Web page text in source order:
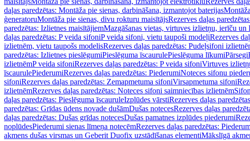
daļas paredzētas: Montāža pie sienas, darbināšana, izmantojot baterijas
ģeneratoruMontāža pie sienas, divu rokturu maisītājsRezerves daļas
paredzētas: Izlietnes maisītājiemMazgāšanas vietas, virtuves izlietņu, ierīču
daļas paredzētas: P veida sifoniP veida sifoni, vietu taupoši modeļiRezerves
izlietnēm, vietu taupošs modelisRezerves daļas paredzētas: Pudeļsifoni
paredzētas: Izlietnes pieslēgumiPieslēguma īscaurulePieslēguma līkumiPārsegi
izlietnēmP veida sifoniRezerves daļas paredzētas: P veida sifoniVirtuves
īscaurulePiederumiRezerves daļas paredzētas: PiederumiNoteces sifonu
sifoniRezerves daļas paredzētas: Zemapmetuma sifoniVirsapmetuma sifoni
izlietnēmRezerves daļas paredzētas: Noteces sifoni saimniecības izlietnēm
daļas paredzētas: Pieslēguma īscauruleIzplūdes vārstiRezerves daļas
paredzētas: Grīdas ūdens novade dušāmDušas notecesRezerves daļas
daļas paredzētas: Dušas grīdas notecesDušas pamatnes izplūdes piederumi
noplūdesPiederumi sienas līmeņa notecēmRezerves daļas paredzētas:
akmens dušas virsmas un Geberit Duofix uzstādīšanas elementiMākslīgā